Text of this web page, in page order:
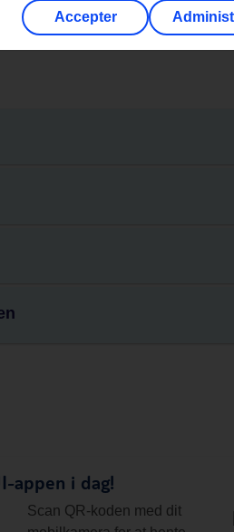
appen i dag!
Scan QR-koden med dit
Accepter